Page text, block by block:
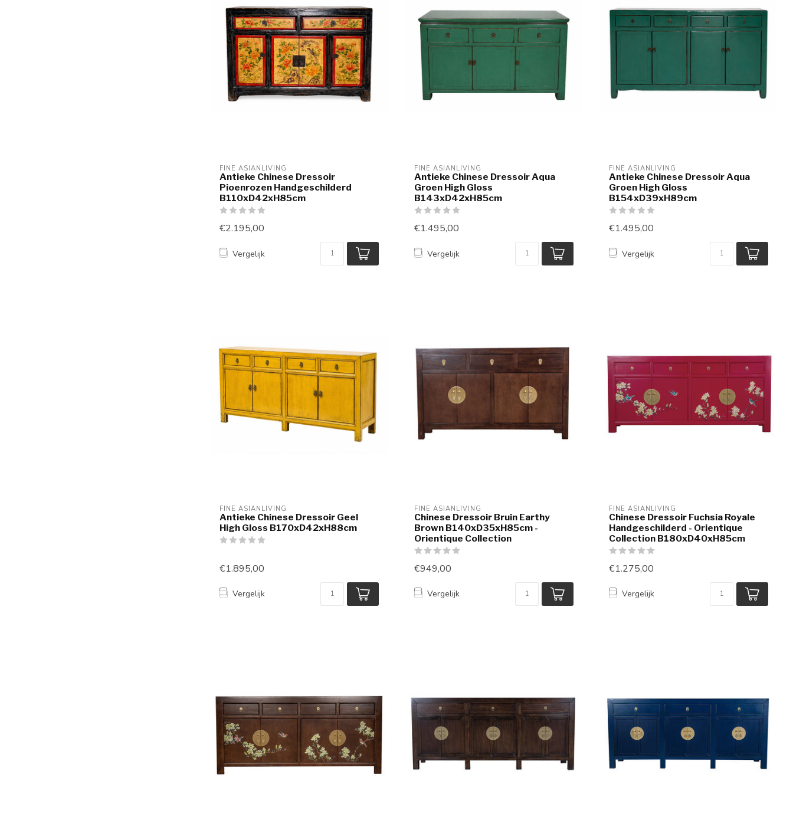
FINE ASIANLIVING
Antieke Chinese Dressoir
Pioenrozen Handgeschilderd
B110xD42xH85cm
€2.195,00
Vergelijk
FINE ASIANLIVING
Antieke Chinese Dressoir Aqua
Groen High Gloss
B143xD42xH85cm
€1.495,00
Vergelijk
FINE ASIANLIVING
Antieke Chinese Dressoir Aqua
Groen High Gloss
B154xD39xH89cm
€1.495,00
Vergelijk
FINE ASIANLIVING
Antieke Chinese Dressoir Geel
High Gloss B170xD42xH88cm
€1.895,00
Vergelijk
FINE ASIANLIVING
Chinese Dressoir Bruin Earthy
Brown B140xD35xH85cm -
Orientique Collection
€949,00
Vergelijk
FINE ASIANLIVING
Chinese Dressoir Fuchsia Royale
Handgeschilderd - Orientique
Collection B180xD40xH85cm
€1.275,00
Vergelijk